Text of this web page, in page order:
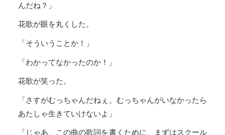
んだね？」
花歌が眼を丸くした。
「そういうことか！」
「わかってなかったのか！」
花歌が笑った。
「さすがむっちゃんだねぇ。むっちゃんがいなかったら
あたしゃ生きていけないよ」
「じゃあ、この曲の歌詞を書くために、まずはスクール